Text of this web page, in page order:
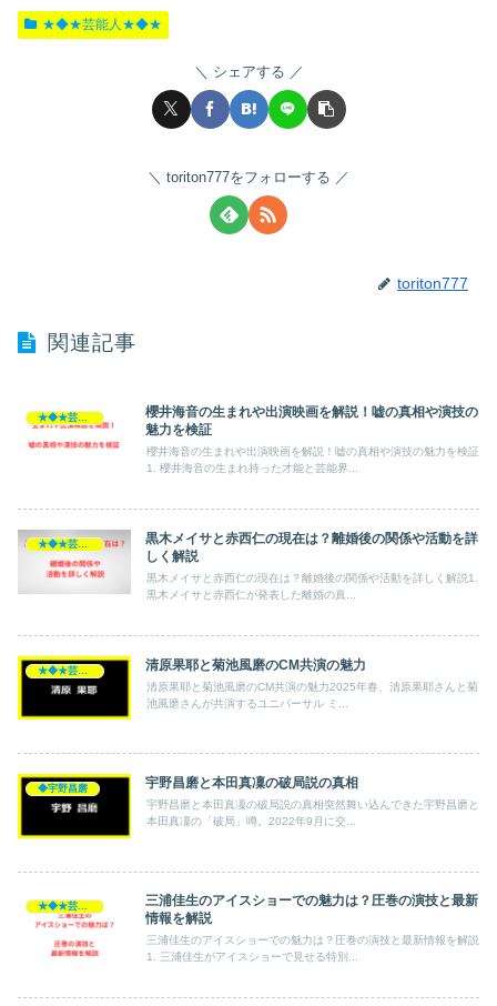
★◆★芸能人★◆★
シェアする
toriton777をフォローする
toriton777
関連記事
★◆★芸能人★◆★
櫻井海音の生まれや出演映画を解説！嘘の真相や演技の
魅力を検証
櫻井海音の生まれや出演映画を解説！嘘の真相や演技の魅力を検証
1. 櫻井海音の生まれ持った才能と芸能界...
★◆★芸能人★◆★
黒木メイサと赤西仁の現在は？離婚後の関係や活動を詳
しく解説
黒木メイサと赤西仁の現在は？離婚後の関係や活動を詳しく解説1.
黒木メイサと赤西仁が発表した離婚の真...
★◆★芸能人★◆★ 清原果耶と菊池風磨のCM共演の魅力
清原果耶と菊池風磨のCM共演の魅力2025年春、清原果耶さんと菊
池風磨さんが共演するユニバーサル ミ...
◆宇野昌磨 宇野昌磨と本田真凜の破局説の真相
宇野昌磨と本田真凜の破局説の真相突然舞い込んできた宇野昌磨と
本田真凜の「破局」噂。2022年9月に交...
★◆★芸能人★◆★
三浦佳生のアイスショーでの魅力は？圧巻の演技と最新
情報を解説
三浦佳生のアイスショーでの魅力は？圧巻の演技と最新情報を解説
1. 三浦佳生がアイスショーで見せる特別...